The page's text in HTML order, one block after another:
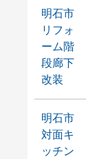
明石市
リフォ
ーム階
段廊下
改装
明石市
対面キ
ッチン